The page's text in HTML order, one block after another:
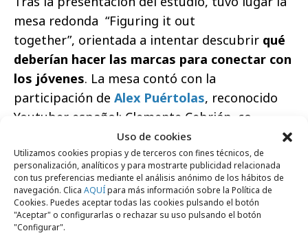
Uso de cookies
Utilizamos cookies propias y de terceros con fines técnicos, de
personalización, analíticos y para mostrarte publicidad relacionada
con tus preferencias mediante el análisis anónimo de los hábitos de
navegación. Clica AQUÍpara más información sobre la Política de
Cookies. Puedes aceptar todas las cookies pulsando el botón
"Aceptar" o configurarlas o rechazar su uso pulsando el botón
"Configurar".
mesa redonda “Figuring it out
together”, orientada a intentar descubrir qué
deberían hacer las marcas para conectar con
los jóvenes. La mesa contó con la
participación de Alex Puértolas, reconocido
Youtuber español; Clemente Cebrián, co-
fundador de “El Ganso”; Hugo Sáez, director
creativo de McCann; Lara Bardal,Senior
Strategic Plannerde McCann, moderados por
Gonzalo Sánchez-Taíz, director general
ejecutivo de McCann España, quien afirmaba
tras la finalización del evento: “pienso que el